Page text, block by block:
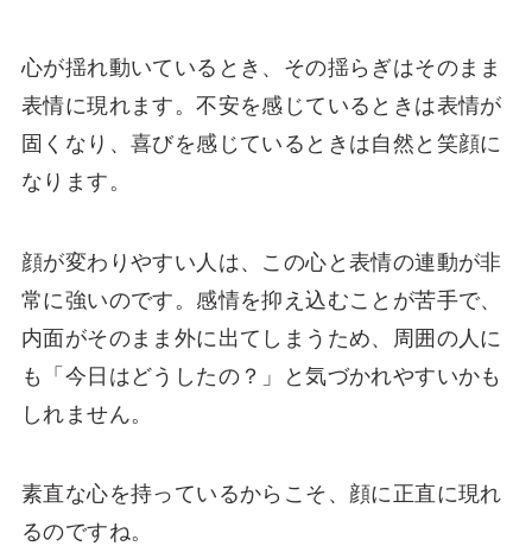
心が揺れ動いているとき、その揺らぎはそのまま
表情に現れます。不安を感じているときは表情が
固くなり、喜びを感じているときは自然と笑顔に
なります。
顔が変わりやすい人は、この心と表情の連動が非
常に強いのです。感情を抑え込むことが苦手で、
内面がそのまま外に出てしまうため、周囲の人に
も「今日はどうしたの？」と気づかれやすいかも
しれません。
素直な心を持っているからこそ、顔に正直に現れ
るのですね。